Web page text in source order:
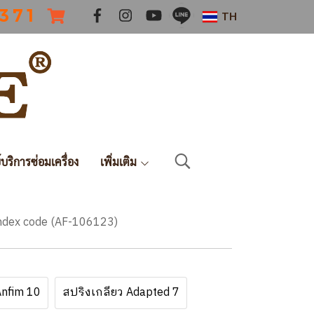
7 1 TH
ริการซ่อมเครื่อง เพิ่มเติม
code (AF-106123)
10 สปริงเกลียว Adapted 7